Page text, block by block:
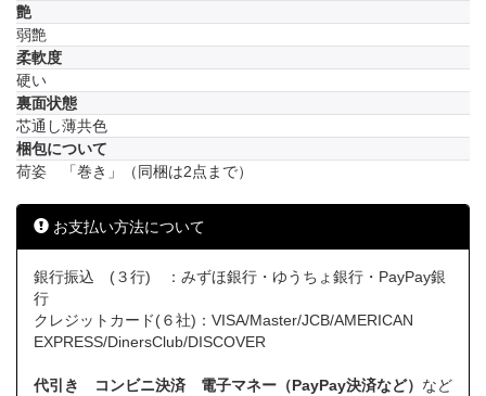
艶
弱艶
柔軟度
硬い
裏面状態
芯通し薄共色
梱包について
荷姿 「巻き」（同梱は2点まで）
お支払い方法について
銀行振込 (３行) ：みずほ銀行・ゆうちょ銀行・PayPay銀
行
クレジットカード(６社)：VISA/Master/JCB/AMERICAN
EXPRESS/DinersClub/DISCOVER
代引き コンビニ決済 電子マネー（PayPay決済など） など